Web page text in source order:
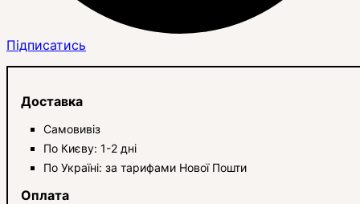
Підписатись
Доставка
Самовивіз
По Києву: 1-2 дні
По Україні: за тарифами Нової Пошти
Оплата